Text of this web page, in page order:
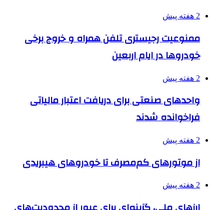
2 هفته پیش
ممنوعیت رجیستری تلفن همراه و خروج برخی
خودروها در ایام اربعین
2 هفته پیش
واحدهای صنعتی برای دریافت اعتبار مالیاتی
فراخوانده شدند
2 هفته پیش
از موتورهای کم‌مصرف تا خودروهای هیبریدی
2 هفته پیش